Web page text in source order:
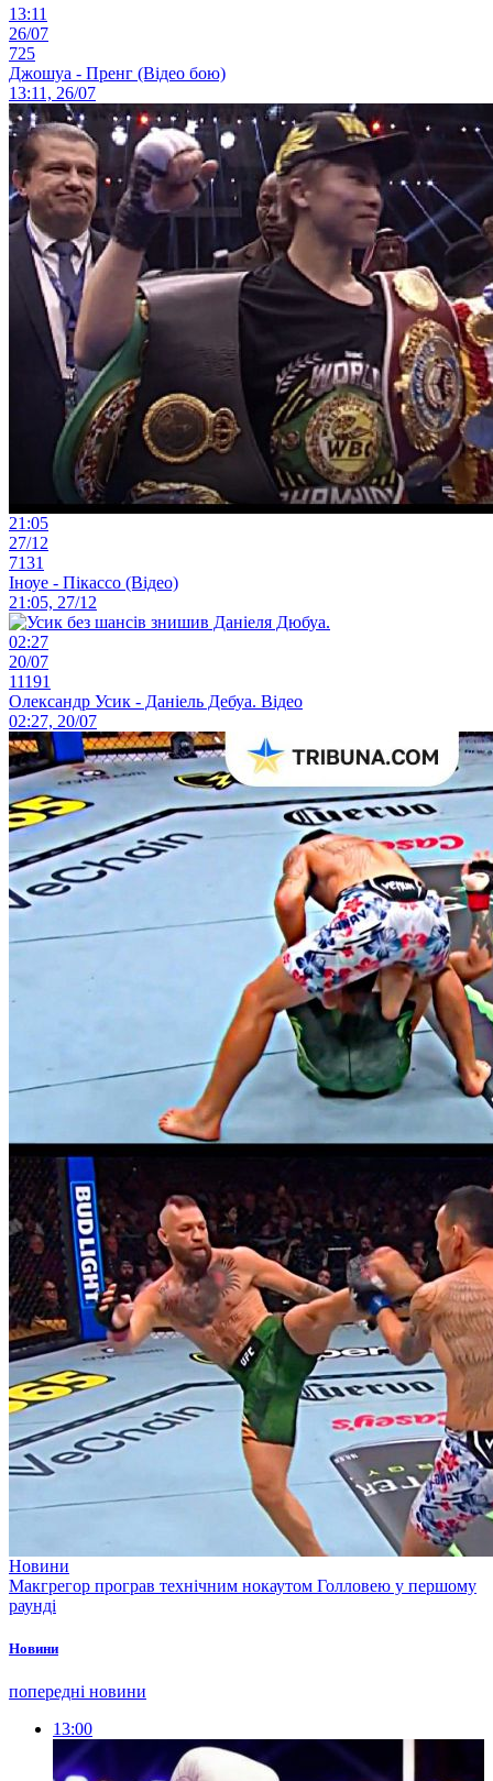
13:11
26/07
725
Джошуа - Пренг (Відео бою)
13:11, 26/07
21:05
27/12
7131
Іноуе - Пікассо (Відео)
21:05, 27/12
02:27
20/07
11191
Олександр Усик - Даніель Дебуа. Відео
02:27, 20/07
Новини
Макгрегор програв технічним нокаутом Голловею у першому
раунді
Новини
попередні новини
13:00